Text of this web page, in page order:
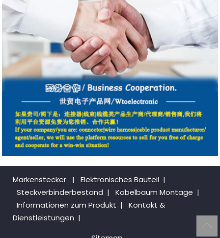
Markenstecker | Elektronisches Bauteil |
Steckverbinderbestand | Kabelbaum Montage |
Informationen zum Produkt |
Kontakt &
Dienstleistungen |